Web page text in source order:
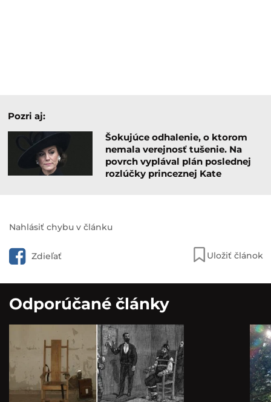
Pozri aj:
Šokujúce odhalenie, o ktorom
nemala verejnosť tušenie. Na
povrch vyplával plán poslednej
rozlúčky princeznej Kate
Nahlásiť chybu v článku
Zdieľať Uložiť článok
Odporúčané články